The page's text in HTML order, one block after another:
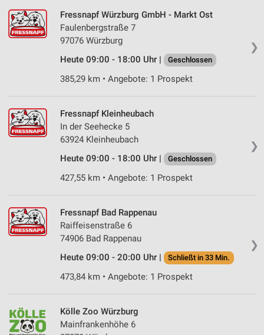
❯
Fressnapf Würzburg GmbH - Markt Ost
Faulenbergstraße 7
97076 Würzburg
Heute 09:00 - 18:00 Uhr |
Geschlossen
385,29 km • Angebote: 1 Prospekt
❯
Fressnapf Kleinheubach
In der Seehecke 5
63924 Kleinheubach
Heute 09:00 - 18:00 Uhr |
Geschlossen
427,55 km • Angebote: 1 Prospekt
❯
Fressnapf Bad Rappenau
Raiffeisenstraße 6
74906 Bad Rappenau
Heute 09:00 - 20:00 Uhr |
Schließt in 33 Min.
473,84 km • Angebote: 1 Prospekt
Kölle Zoo Würzburg
Mainfrankenhöhe 6
Verwendung reduzierter Daten zur Auswahl von
Werbeanzeigen
Erstellung von Profilen für personalisierte
Erstellung von Profilen zur Personalisierung
von Inhalten
Verwendung von Profilen zur Auswahl
Messung der Performance von Inhalten
Analyse von Zielgruppen durch Statistiken oder
Entwicklung und Verbesserung der Angebote
Verwendung reduzierter Daten zur Auswahl von
Inhalten